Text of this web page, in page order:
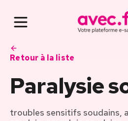
Retour à la liste
troubles sensitifs soudains,
Paralysie